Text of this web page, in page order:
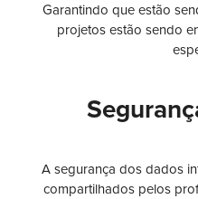
Garantindo que estão
projetos estão sendo
A segurança dos dados
compartilhados pelos